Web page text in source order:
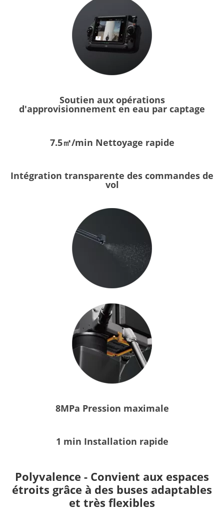
Soutien aux opérations
d'approvisionnement en eau par captage
7.5㎡/min Nettoyage rapide
Intégration transparente des commandes de
vol
8MPa Pression maximale
1 min Installation rapide
Polyvalence - Convient aux espaces
étroits grâce à des buses adaptables
et très flexibles